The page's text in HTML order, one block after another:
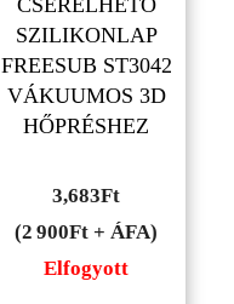
CSERÉLHETŐ
SZILIKONLAP
FREESUB ST3042
VÁKUUMOS 3D
HŐPRÉSHEZ
3,683Ft
(2 900Ft + ÁFA)
Elfogyott